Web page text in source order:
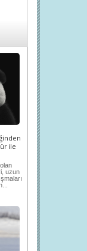
ile
uzun